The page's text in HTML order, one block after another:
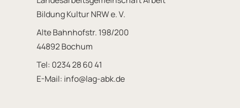
Bildung Kultur NRW e. V.
Alte Bahnhofstr. 198/200
44892 Bochum
Tel: 0234 28 60 41
E-Mail: info@lag-abk.de